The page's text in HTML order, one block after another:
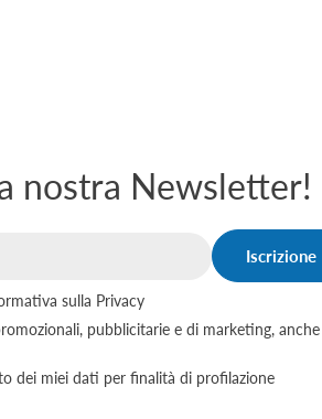
nostra Newsletter!
Iscrizione
sulla Privacy
pubblicitarie e di marketing,
dei miei dati per finalità di profilazione